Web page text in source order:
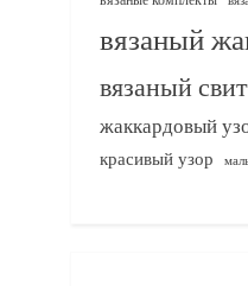
вязаный
вязаный
жаккардовый
красивый узор